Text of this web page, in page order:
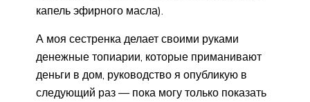
капель эфирного масла).
А моя сестренка делает своими руками
денежные топиарии, которые приманивают
деньги в дом, руководство я опубликую в
следующий раз — пока могу только показать